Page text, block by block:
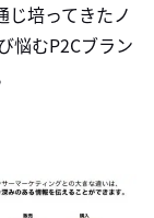
じ培ってきたノ
悩むP2Cブラン